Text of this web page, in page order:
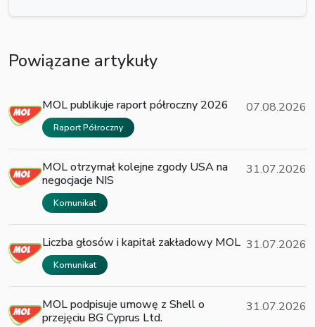
Powiązane artykuły
MOL publikuje raport półroczny 2026
Raport Półroczny
07.08.2026
MOL otrzymał kolejne zgody USA na
negocjacje NIS
Komunikat
31.07.2026
Liczba głosów i kapitał zakładowy MOL
Komunikat
31.07.2026
MOL podpisuje umowę z Shell o
przejęciu BG Cyprus Ltd.
31.07.2026